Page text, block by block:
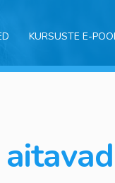
KURSUSTE E-